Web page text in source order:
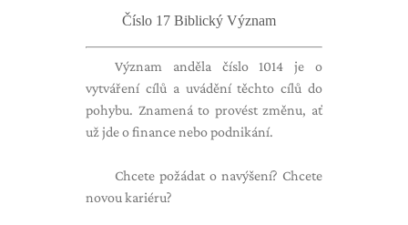
Číslo 17 Biblický Význam
Význam anděla číslo 1014 je o
vytváření cílů a uvádění těchto cílů do
pohybu. Znamená to provést změnu, ať
už jde o finance nebo podnikání.
Chcete požádat o navýšení? Chcete
novou kariéru?